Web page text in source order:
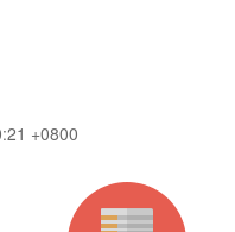
+0800